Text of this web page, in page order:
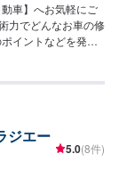
車】へお気軽にご
力でどんなお車の修
イントなどを発信
どうぞ！【1】オフ
す。予めご了承く
お車の作業中は代車
いております。---
ジエー
5.0(8件)